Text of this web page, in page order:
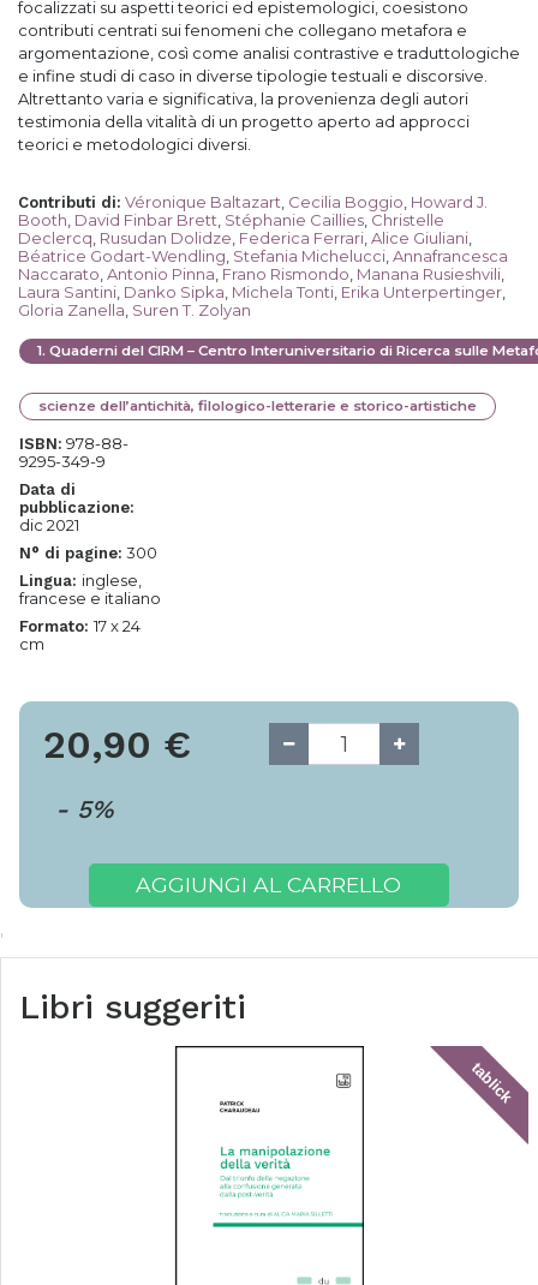
focalizzati su aspetti teorici ed epistemologici, coesistono
contributi centrati sui fenomeni che collegano metafora e
argomentazione, così come analisi contrastive e traduttologiche
e infine studi di caso in diverse tipologie testuali e discorsive.
Altrettanto varia e significativa, la provenienza degli autori
testimonia della vitalità di un progetto aperto ad approcci
teorici e metodologici diversi.
Contributi di: Véronique Baltazart Cecilia Boggio Howard J.
Booth David Finbar Brett Stéphanie Caillies Christelle
Declercq Rusudan Dolidze Federica Ferrari Alice Giuliani
Béatrice Godart-Wendling Stefania Michelucci Annafrancesca
Naccarato Antonio Pinna Frano Rismondo Manana Rusieshvili
Laura Santini Danko Sipka Michela Tonti Erika Unterpertinger
Gloria Zanella Suren T. Zolyan
1. Quaderni del CIRM – Centro Interuniversitario di Ricerca sulle
scienze dell’antichità, filologico-letterarie e storico-artistiche
ISBN: 978-88-
9295-349-9
Data di
pubblicazione:
dic 2021
N° di pagine: 300
Lingua: inglese,
francese e italiano
Formato: 17 x 24
cm
20,90 €
- 5%
AGGIUNGI AL CARRELLO
Libri suggeriti
tablick